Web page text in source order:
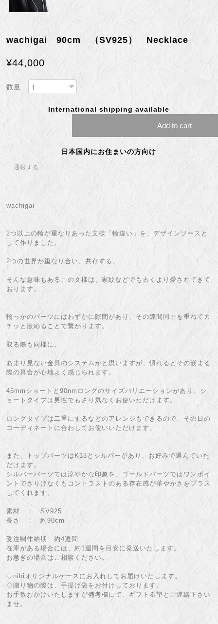
wachigai 90cm （SV925） Necklace
¥44,000
数量
International shipping available
Add to cart
日本国内にお住まいの方向け
通報する
wachigai
2つ以上の輪が重なりあった文様「輪違い」を、デザインソースと
して作りました。
2つの世界が重なり合い、共存する。
そんな意味もあるこの文様は、家紋などでも古くより愛されてきて
おります。
輪っかのパーツにはわずかに隙間があり、その隙間同士を重ねてカ
チッと嵌めることで繋がります。
取る際も同様に。
あまり見ない金具のシステムかと思いますが、慣れるとその嵌まる
際の具合が心地よく感じられます。
45mmショートと90nmロングのサイズバリエーションがあり、シ
ョートタイプは男性でもさり気なくお使いただけます。
ロングタイプは二重にするなどのアレンジもできるので、その日の
コーディネートに合わしてお使いいただけます。
また、トップパーツはK18とシルバーがあり、お好みで選んでいた
だけます。
シルバーパーツでは涼やかな印象を、ゴールドパーツではワンポイ
ントでさりげなくもコントラストのある存在感が華やかさをプラス
してくれます。
素材 ： SV925
長さ ： 約90cm
受注制作納期 約4週間
在庫がある場合には、約1週間を目安に発送いたします。
お急ぎの場合はご相談ください。
◇nibiオリジナルケースにお入れしてお届けいたします。
◇贈り物の際は、手提げ袋をお付けしております。
お手数おかけいたしますが備考欄にて、ギフト希望とご連絡下さい
ませ。